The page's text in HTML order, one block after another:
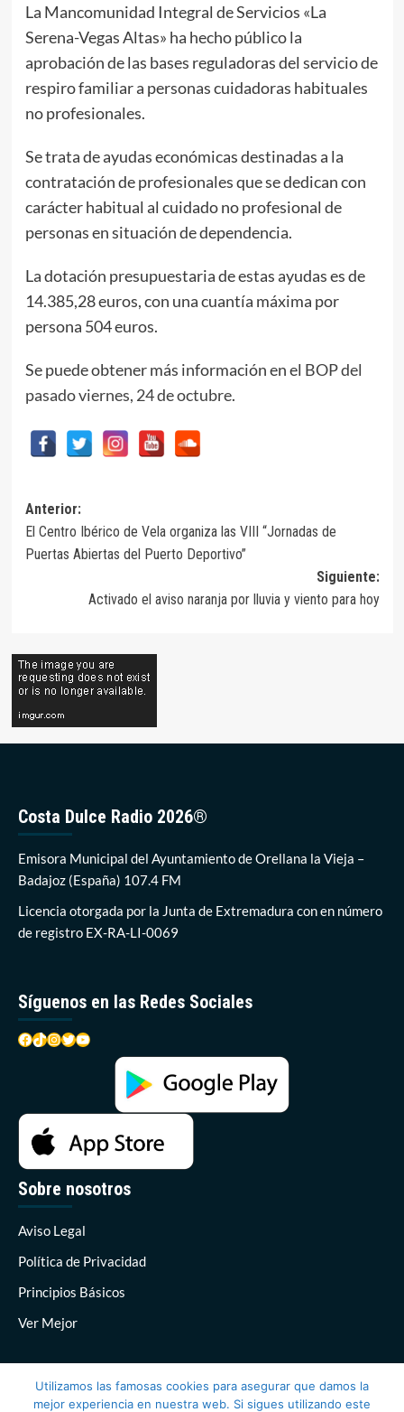
La Mancomunidad Integral de Servicios «La
Serena-Vegas Altas» ha hecho público la
aprobación de las bases reguladoras del servicio de
respiro familiar a personas cuidadoras habituales
no profesionales.
Se trata de ayudas económicas destinadas a la
contratación de profesionales que se dedican con
carácter habitual al cuidado no profesional de
personas en situación de dependencia.
La dotación presupuestaria de estas ayudas es de
14.385,28 euros, con una cuantía máxima por
persona 504 euros.
Se puede obtener más información en el BOP del
pasado viernes, 24 de octubre.
Navegación
de
Anterior:
El Centro Ibérico de Vela organiza las VIII “Jornadas de
Puertas Abiertas del Puerto Deportivo”
Siguiente:
Activado el aviso naranja por lluvia y viento para hoy
Costa Dulce Radio 2026®
Emisora Municipal del Ayuntamiento de Orellana la Vieja –
Badajoz (España) 107.4 FM
Licencia otorgada por la Junta de Extremadura con en número
de registro EX-RA-LI-0069
Síguenos en las Redes Sociales
Facebook
TikTok
Instagram
Twitter
YouTube
Sobre nosotros
Aviso Legal
Política de Privacidad
Principios Básicos
Ver Mejor
Utilizamos las famosas cookies para asegurar que damos la
mejor experiencia en nuestra web. Si sigues utilizando este